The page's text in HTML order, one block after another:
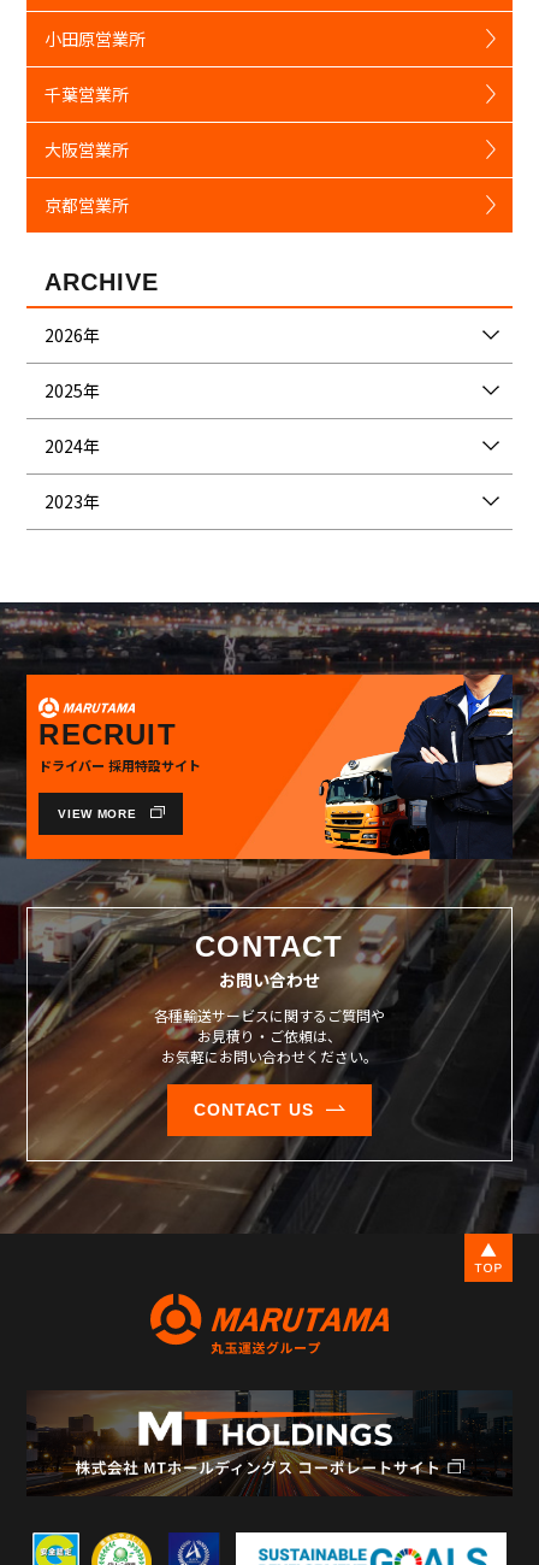
小田原営業所
千葉営業所
大阪営業所
京都営業所
ARCHIVE
2026年
2025年
2024年
2023年
RECRUIT
ドライバー 採用特設サイト
VIEW MORE
CONTACT
お問い合わせ
各種輸送サービスに関するご質問や
お見積り・ご依頼は、
お気軽にお問い合わせください。
CONTACT US